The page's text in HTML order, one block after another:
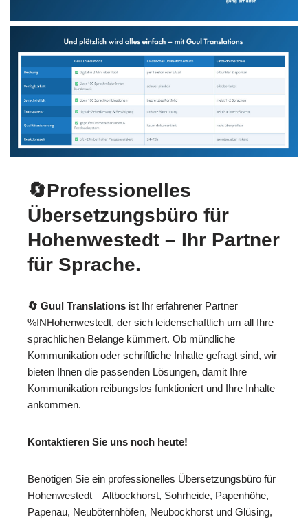
🔄Professionelles
Übersetzungsbüro für
Hohenwestedt – Ihr Partner
für Sprache.
🔄 Guul Translations ist Ihr erfahrener Partner
%INHohenwestedt, der sich leidenschaftlich um all Ihre
sprachlichen Belange kümmert. Ob mündliche
Kommunikation oder schriftliche Inhalte gefragt sind, wir
bieten Ihnen die passenden Lösungen, damit Ihre
Kommunikation reibungslos funktioniert und Ihre Inhalte
ankommen.
Kontaktieren Sie uns noch heute!
Benötigen Sie ein professionelles Übersetzungsbüro für
Hohenwestedt – Altbockhorst, Sohrheide, Papenhöhe,
Papenau, Neuböternhöfen, Neubockhorst und Glüsing,